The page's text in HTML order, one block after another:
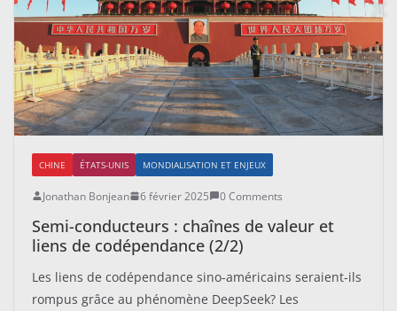
CHINE ÉTATS-UNIS MONDIALISATION ET ENJEUX
Jonathan Bonjean 6 février 2025 0 Comments
Semi-conducteurs : chaînes de valeur et
liens de codépendance (2/2)
Les liens de codépendance sino-américains seraient-ils
rompus grâce au phénomène DeepSeek? Les